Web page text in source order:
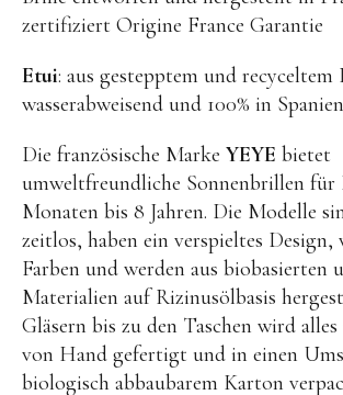
InstagramPinterest
zertifiziert Origine France Garantie
Etui: aus gestepptem und recyceltem
wasserabweisend und 100% in
Die französische Marke YEYE bietet
umweltfreundliche Sonnenbrillen für
Monaten bis 8 Jahren. Die Modelle
zeitlos, haben ein verspieltes Design,
Farben und werden aus biobasierten
Materialien auf Rizinusölbasis
Gläsern bis zu den Taschen wird
von Hand gefertigt und in einen
biologisch abbaubarem Karton